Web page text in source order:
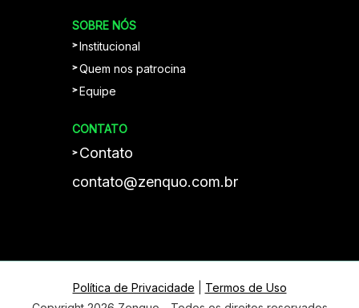
SOBRE NÓS
Institucional
Quem nos patrocina
Equipe
CONTATO
Contato
contato@zenquo.com.br
Política de Privacidade
Termos de Uso